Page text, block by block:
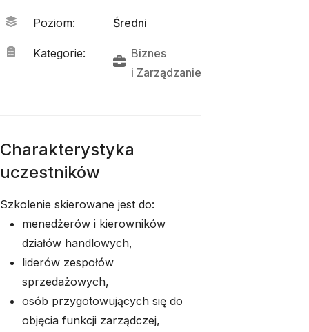
Poziom: Średni
Kategorie:
Biznes
i Zarządzanie
Charakterystyka
uczestników
Szkolenie skierowane jest do:
menedżerów i kierowników
działów handlowych,
liderów zespołów
sprzedażowych,
osób przygotowujących się do
objęcia funkcji zarządczej,